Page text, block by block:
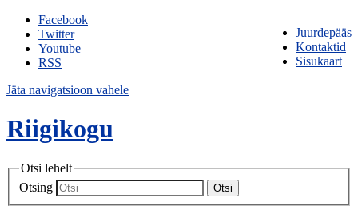
Juurdepääs
Kontaktid
Sisukaart
Facebook
Twitter
Youtube
RSS
Jäta navigatsioon vahele
Riigikogu
Otsi lehelt
Otsing
Otsi